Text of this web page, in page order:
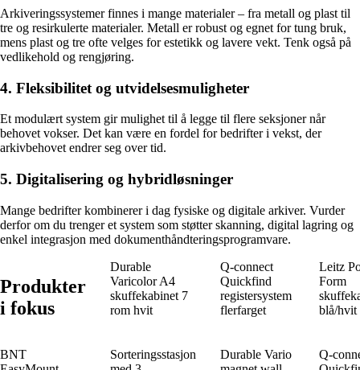
Arkiveringssystemer finnes i mange materialer – fra metall og plast til
tre og resirkulerte materialer. Metall er robust og egnet for tung bruk,
mens plast og tre ofte velges for estetikk og lavere vekt. Tenk også på
vedlikehold og rengjøring.
4. Fleksibilitet og utvidelsesmuligheter
Et modulært system gir mulighet til å legge til flere seksjoner når
behovet vokser. Det kan være en fordel for bedrifter i vekst, der
arkivbehovet endrer seg over tid.
5. Digitalisering og hybridløsninger
Mange bedrifter kombinerer i dag fysiske og digitale arkiver. Vurder
derfor om du trenger et system som støtter skanning, digital lagring og
enkel integrasjon med dokumenthåndteringsprogramvare.
Produkter
i fokus
Durable
Varicolor A4
skuffekabinet 7
rom hvit
Q-connect
Quickfind
registersystem
flerfarget
Leitz
Form
blå/hvit
BNT
Sorteringsstasjon
Durable Vario
Q-